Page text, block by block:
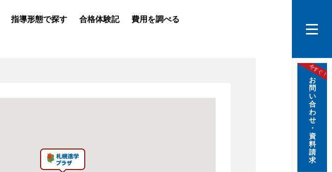
指導形態で探す 合格体験記 費用を調べる
指
今すぐ！
お
問
い
合
わ
せ
・
資
料
請
求